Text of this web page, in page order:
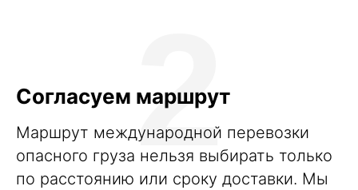
Согласуем маршрут
Маршрут международной перевозки
опасного груза нельзя выбирать только
по расстоянию или сроку доставки. Мы
2